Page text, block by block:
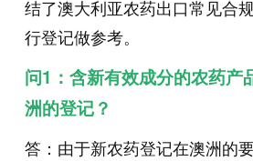
结了澳大利亚农药出口常见合
行登记做参考。
问1：含新有效成分的农药产
洲的登记？
答：由于新农药登记在澳洲的